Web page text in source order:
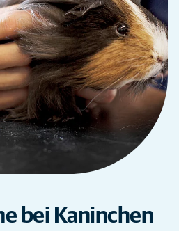
bei Kaninchen